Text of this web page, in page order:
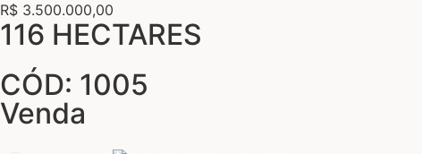
R$ 3.500.000,00
116 HECTARES
CÓD: 1005
Venda